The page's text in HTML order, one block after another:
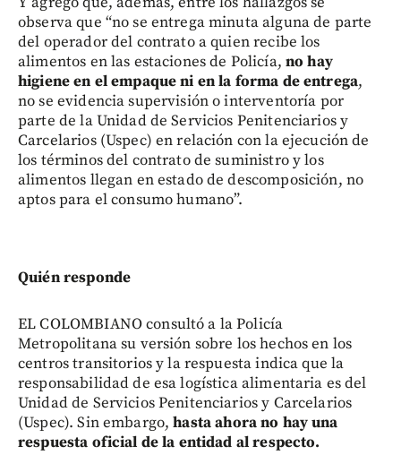
observa que “no se entrega minuta alguna de parte
del operador del contrato a quien recibe los
alimentos en las estaciones de Policía, no hay
higiene en el empaque ni en la forma de entrega,
no se evidencia supervisión o interventoría por
parte de la Unidad de Servicios Penitenciarios y
Carcelarios (Uspec) en relación con la ejecución de
los términos del contrato de suministro y los
alimentos llegan en estado de descomposición, no
aptos para el consumo humano”.
Quién responde
EL COLOMBIANO consultó a la Policía
Metropolitana su versión sobre los hechos en los
centros transitorios y la respuesta indica que la
responsabilidad de esa logística alimentaria es del
Unidad de Servicios Penitenciarios y Carcelarios
(Uspec). Sin embargo, hasta ahora no hay una
respuesta oficial de la entidad al respecto.